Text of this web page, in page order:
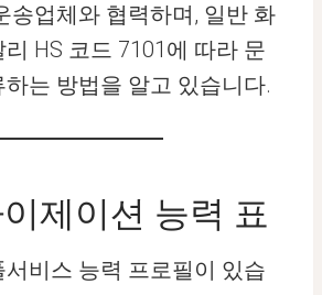
송업체와 협력하며, 일반 화
HS 코드 7101에 따라 문
는 방법을 알고 있습니다.
제이션 능력 표
비스 능력 프로필이 있습